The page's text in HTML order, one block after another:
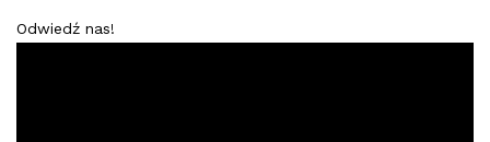
Odwiedź nas!